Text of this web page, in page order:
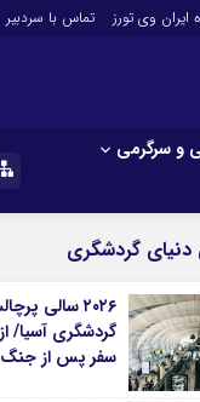
ایران وی تورز تماس با سردبیر
و سرگرمی
اینستاگرامصنعت و تجارت
اقتصاد گردشگری
خودرو
کارآفرینی و بازاریابی
دنیای گردشگری
۲۰۲۶ سالی
گردشگری آسیا/
سفر پس از جنگ